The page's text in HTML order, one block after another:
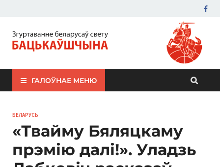
ЗБС "Бацькаўшчына"
ГАЛОЎНАЕ МЕНЮ
БЕЛАРУСЬ
«Твайму Бяляцкаму
прэмію далі!». Уладзь